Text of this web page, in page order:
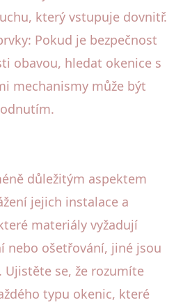
který vstupuje dovnitř.
Pokud je bezpečnost
obavou, hledat okenice s
mechanismy může být
důležitým aspektem
jejich instalace a
materiály vyžadují
nebo ošetřování, jiné jsou
Ujistěte se, že rozumíte
typu okenic, které